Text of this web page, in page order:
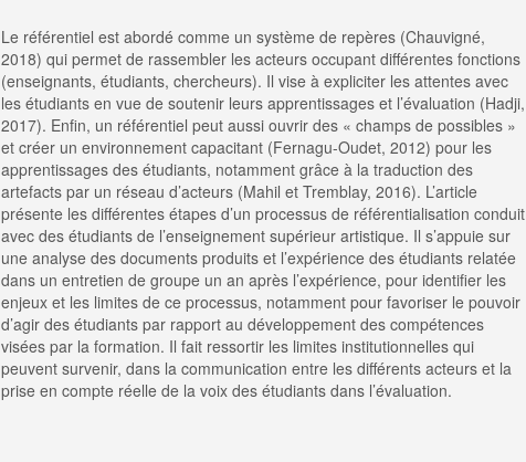
Le référentiel est abordé comme un système de repères (Chauvigné,
2018) qui permet de rassembler les acteurs occupant différentes fonctions
(enseignants, étudiants, chercheurs). Il vise à expliciter les attentes avec
les étudiants en vue de soutenir leurs apprentissages et l’évaluation (Hadji,
2017). Enfin, un référentiel peut aussi ouvrir des « champs de possibles »
et créer un environnement capacitant (Fernagu-Oudet, 2012) pour les
apprentissages des étudiants, notamment grâce à la traduction des
artefacts par un réseau d’acteurs (Mahil et Tremblay, 2016). L’article
présente les différentes étapes d’un processus de référentialisation conduit
avec des étudiants de l’enseignement supérieur artistique. Il s’appuie sur
une analyse des documents produits et l’expérience des étudiants relatée
dans un entretien de groupe un an après l’expérience, pour identifier les
enjeux et les limites de ce processus, notamment pour favoriser le pouvoir
d’agir des étudiants par rapport au développement des compétences
visées par la formation. Il fait ressortir les limites institutionnelles qui
peuvent survenir, dans la communication entre les différents acteurs et la
prise en compte réelle de la voix des étudiants dans l’évaluation.